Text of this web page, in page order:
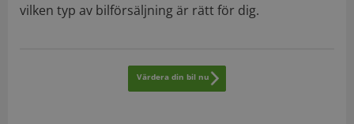
vilken typ av bilförsäljning är rätt för dig.
Värdera din bil nu